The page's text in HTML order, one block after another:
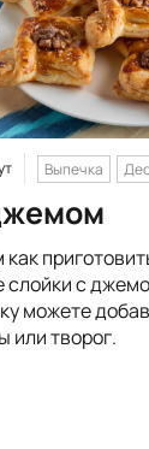
Выпечка
с
можете
или творог.